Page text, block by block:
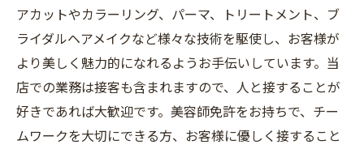
アカットやカラーリング、パーマ、トリートメント、ブ
ライダルヘアメイクなど様々な技術を駆使し、お客様が
より美しく魅力的になれるようお手伝いしています。当
店での業務は接客も含まれますので、人と接することが
好きであれば大歓迎です。美容師免許をお持ちで、チー
ムワークを大切にできる方、お客様に優しく接すること